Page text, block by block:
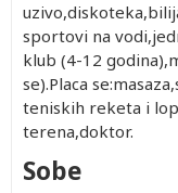
sportovi na
klub (4-12
se).Placa
teniskih reketa i
terena,doktor.
Sobe